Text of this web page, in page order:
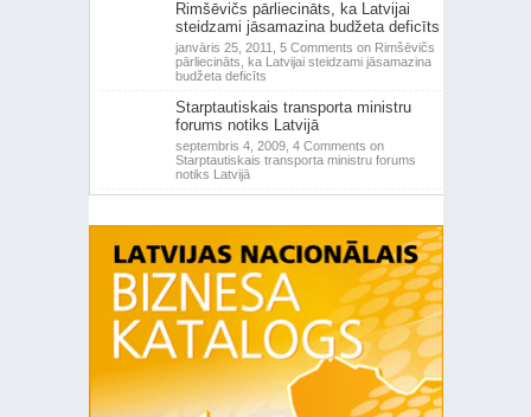
Rimšēvičs pārliecināts, ka Latvijai
steidzami jāsamazina budžeta deficīts
janvāris 25, 2011, 5 Comments on Rimšēvičs
pārliecināts, ka Latvijai steidzami jāsamazina
budžeta deficīts
Starptautiskais transporta ministru
forums notiks Latvijā
septembris 4, 2009, 4 Comments on
Starptautiskais transporta ministru forums
notiks Latvijā